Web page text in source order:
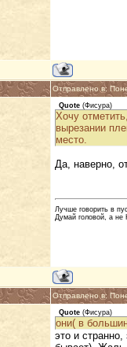
Отправлено в:
Quote (Фисура)
Хочу
вырезании
место.
Да, наверно,
Лучше говорить в
Думай головой, а не
Отправлено в:
Quote (Фисура)
они( в
это и